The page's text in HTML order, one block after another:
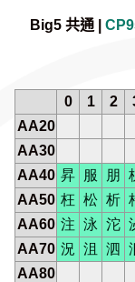
Big5 共通 |
0
1 2
AA20
AA30
AA40 昇 服 朋
AA50 枉 松 析
AA60 注 泳 沱
AA70 況 沮 泗
AA80